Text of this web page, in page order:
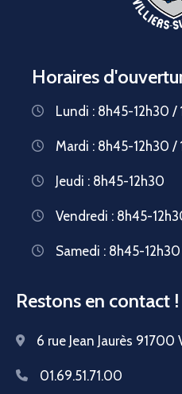
Horaires
Lundi : 8h45-12h30 /
Mardi : 8h45-12h30 /
Jeudi : 8h45-12h30
Vendredi : 8h45-
Samedi : 8h45-12h30
Restons en contact !
6 rue Jean Jaurès
01.69.51.71.00